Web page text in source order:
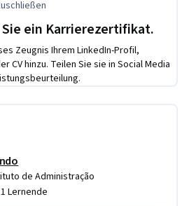
ein Karrierezertifikat.
Zeugnis Ihrem LinkedIn-Profil,
CV hinzu. Teilen Sie sie in Social Media
de Administração
Lernende